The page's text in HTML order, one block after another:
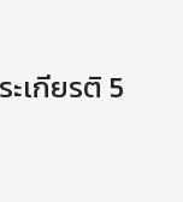
เกียรติ 5